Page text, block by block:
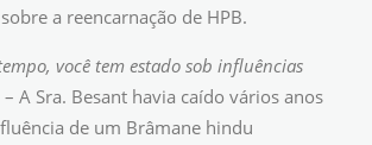
a reencarnação de HPB.
você tem estado sob influências
– A Sra. Besant havia caído vários anos
de um Brâmane hindu